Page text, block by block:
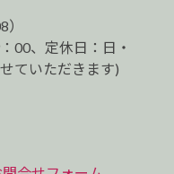
00、定休日：日・
ていただきます)